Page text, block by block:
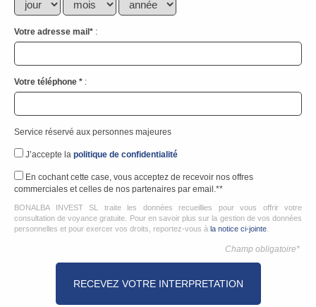
Votre adresse mail * :
Votre téléphone * :
Service réservé aux personnes majeures
J’accepte la politique de confidentialité
En cochant cette case, vous acceptez de recevoir nos offres
commerciales et celles de nos partenaires par email.**
BONALBA INVEST SL traite les données recueillies pour vous offrir votre
consultation de voyance gratuite. Pour en savoir plus sur la gestion de vos données
personnelles et pour exercer vos droits, reportez-vous à la notice ci-jointe
Champ obligatoire*